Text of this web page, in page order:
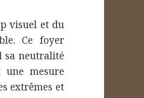
visuel et du
Ce foyer
sa neutralité
mesure
extrêmes et